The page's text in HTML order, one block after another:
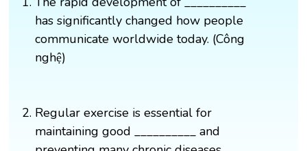
has significantly changed how people
communicate worldwide today. (Công
nghệ)
Regular exercise is essential for
maintaining good __________ and